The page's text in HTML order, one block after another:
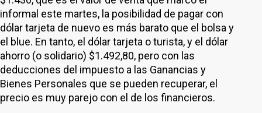
informal este martes, la posibilidad de pagar con
dólar tarjeta de nuevo es más barato que el bolsa y
el blue. En tanto, el dólar tarjeta o turista, y el dólar
ahorro (o solidario) $1.492,80, pero con las
deducciones del impuesto a las Ganancias y
Bienes Personales que se pueden recuperar, el
precio es muy parejo con el de los financieros.